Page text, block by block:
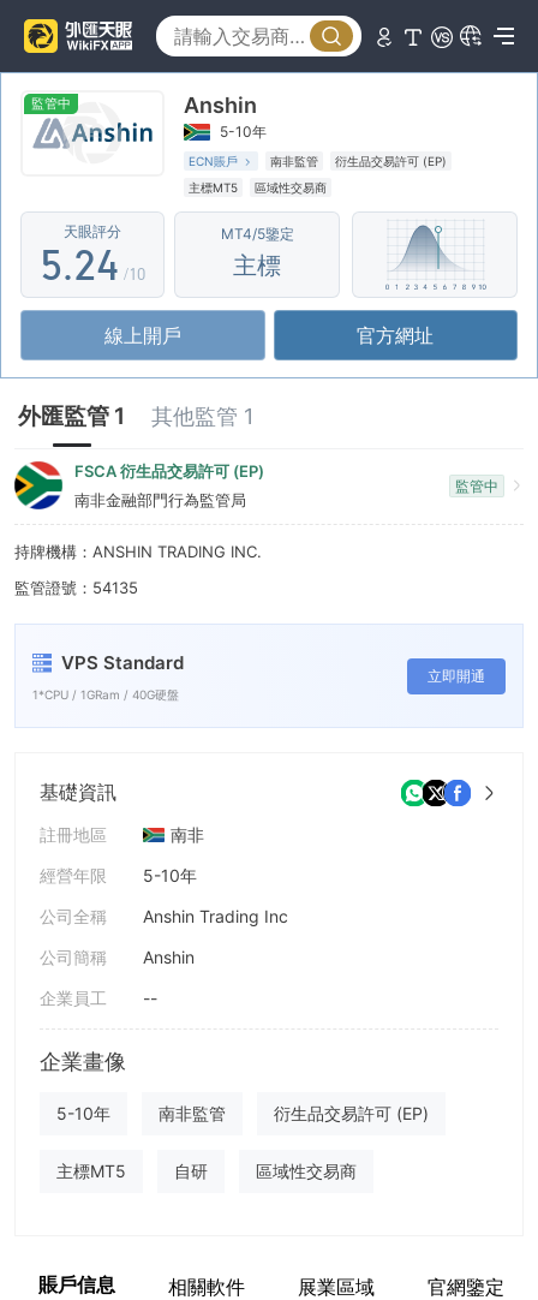
監管中 Anshin
5-10年
ECN賬戶 南非監管
衍生品交易許可 (EP)
主標MT5
區域性交易商
天眼評分
0
1
2
4
5
6
7
8
9
.
1
2
3
4
5
6
7
8
9
0
1
3
4
5
6
7
8
9
/10
MT4/5鑒定
主標
線上開戶 官方網址
外匯監管 1 其他監管 1
FSCA 衍生品交易許可 (EP)
南非金融部門行為監管局
監管中
持牌機構：ANSHIN TRADING INC.
監管證號：54135
VPS Standard
1*CPU / 1GRam / 40G硬盤
立即開通
基礎資訊
註冊地區
南非
經營年限
5-10年
公司全稱
Anshin Trading Inc
公司簡稱
Anshin
企業員工
--
企業畫像
5-10年 南非監管 衍生品交易許可 (EP)
主標MT5 自研 區域性交易商
賬戶信息 相關軟件 展業區域 官網鑒定